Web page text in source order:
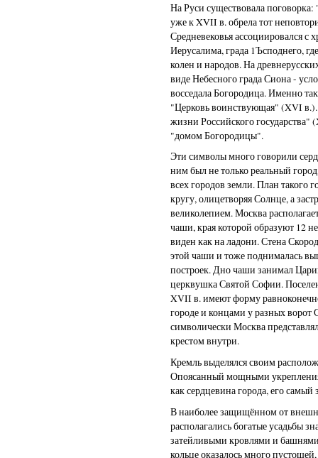
На Руси существовала
уже к XVII в. обрела тот
Средневековья ассоциировался
Иерусалима, града 1Ъсподнего,
колен и народов. На
виде Небесного града Сиона -
восседала Богородица. Именно
"Церковь воинствующая" (XVI
жизни Российского
"домом Богородицы".
Эти символы много говорили
ним был не только реальный
всех городов земли. План такого
кругу, олицетворяя Солнце, а
великолепием. Москва
чаши, края которой образуют 12
виден как на ладони. Стена
этой чаши и тоже поднималась
построек. Дно чаши занимал
церквушка Святой Софии.
XVII в. имеют форму
городе и концами у разных
символически Москва
крестом внутри.
Кремль выделялся своим
Опоясанный мощными
как сердцевина города, его
В наиболее защищённом от
располагались богатые усадьбы
затейливыми кровлями и
кольце оказалось много